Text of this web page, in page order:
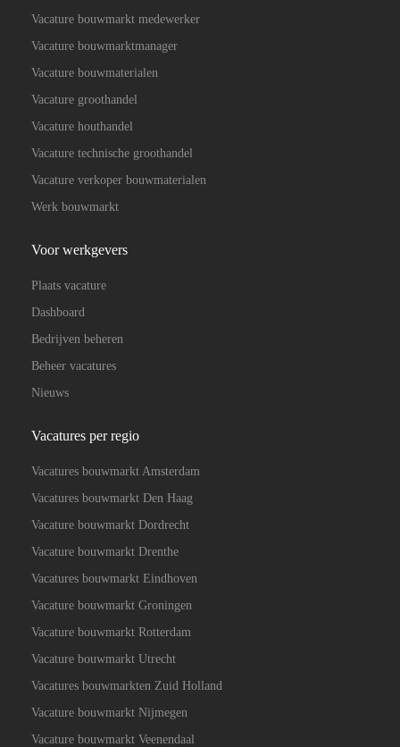
Vacature bouwmarkt medewerker
Vacature bouwmarktmanager
Vacature bouwmaterialen
Vacature groothandel
Vacature houthandel
Vacature technische groothandel
Vacature verkoper bouwmaterialen
Werk bouwmarkt
Voor werkgevers
Plaats vacature
Dashboard
Bedrijven beheren
Beheer vacatures
Nieuws
Vacatures per regio
Vacatures bouwmarkt Amsterdam
Vacatures bouwmarkt Den Haag
Vacature bouwmarkt Dordrecht
Vacature bouwmarkt Drenthe
Vacatures bouwmarkt Eindhoven
Vacature bouwmarkt Groningen
Vacature bouwmarkt Rotterdam
Vacature bouwmarkt Utrecht
Vacatures bouwmarkten Zuid Holland
Vacature bouwmarkt Nijmegen
Vacature bouwmarkt Veenendaal